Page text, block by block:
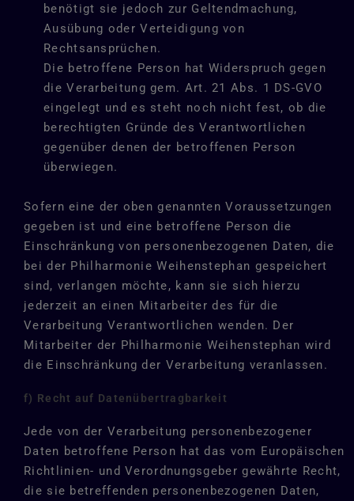
benötigt sie jedoch zur Geltendmachung,
Ausübung oder Verteidigung von
Rechtsansprüchen.
Die betroffene Person hat Widerspruch gegen
die Verarbeitung gem. Art. 21 Abs. 1 DS-GVO
eingelegt und es steht noch nicht fest, ob die
berechtigten Gründe des Verantwortlichen
gegenüber denen der betroffenen Person
überwiegen.
Sofern eine der oben genannten Voraussetzungen
gegeben ist und eine betroffene Person die
Einschränkung von personenbezogenen Daten, die
bei der Philharmonie Weihenstephan gespeichert
sind, verlangen möchte, kann sie sich hierzu
jederzeit an einen Mitarbeiter des für die
Verarbeitung Verantwortlichen wenden. Der
Mitarbeiter der Philharmonie Weihenstephan wird
die Einschränkung der Verarbeitung veranlassen.
f) Recht auf Datenübertragbarkeit
Jede von der Verarbeitung personenbezogener
Daten betroffene Person hat das vom Europäischen
Richtlinien- und Verordnungsgeber gewährte Recht,
die sie betreffenden personenbezogenen Daten,